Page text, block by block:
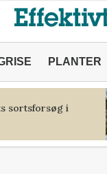
PLANTER
sortsforsøg i